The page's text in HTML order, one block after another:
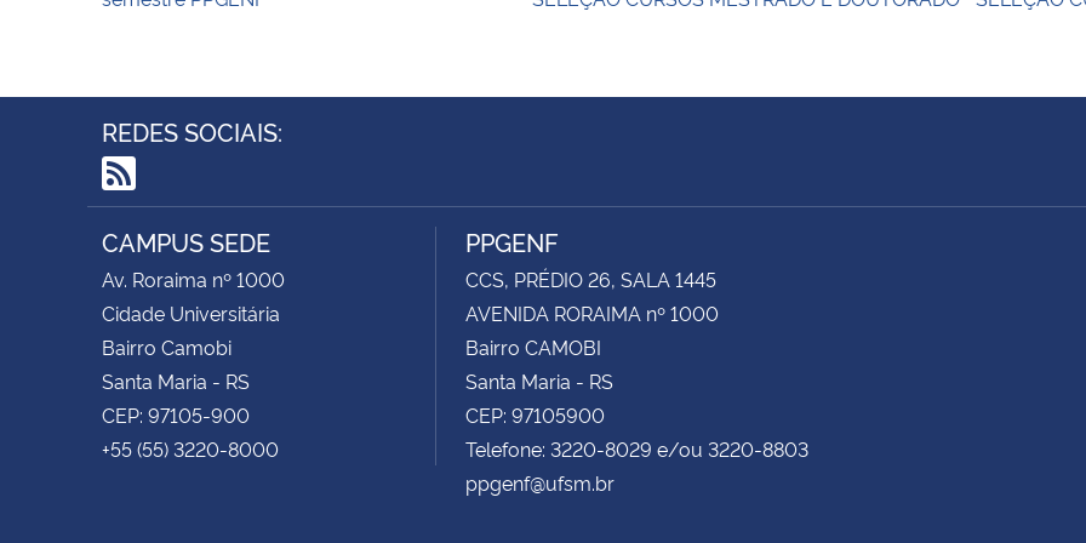
REDES SOCIAIS:
RSS
CAMPUS SEDE
Av. Roraima nº 1000
Cidade Universitária
Bairro Camobi
Santa Maria - RS
CEP: 97105-900
+55 (55) 3220-8000
PPGENF
CCS, PRÉDIO 26, SALA 1445
AVENIDA RORAIMA nº 1000
Bairro CAMOBI
Santa Maria - RS
CEP: 97105900
Telefone: 3220-8029 e/ou 3220-8803
ppgenf@ufsm.br